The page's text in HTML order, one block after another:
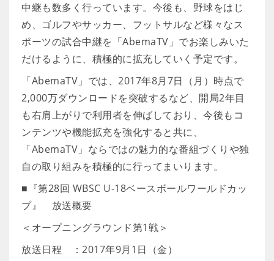
中継も数多く行っています。今後も、野球をはじ
め、ゴルフやサッカー、フットサルなど様々なス
ポーツの試合中継を「AbemaTV」でお楽しみいた
だけるように、積極的に拡充していく予定です。
「AbemaTV」では、2017年8月7日（月）時点で
2,000万ダウンロードを突破するなど、開局2年目
も右肩上がりで利用者を伸ばしており、今後もコ
ンテンツや機能拡充を強化すると共に、
「AbemaTV」ならではの魅力的な番組づくりや独
自の取り組みを積極的に行ってまいります。
■『第28回 WBSC U-18ベースボールワールドカッ
プ』 放送概要
＜オープニングラウンド第1戦＞
放送日程 ：2017年9月1日（金）